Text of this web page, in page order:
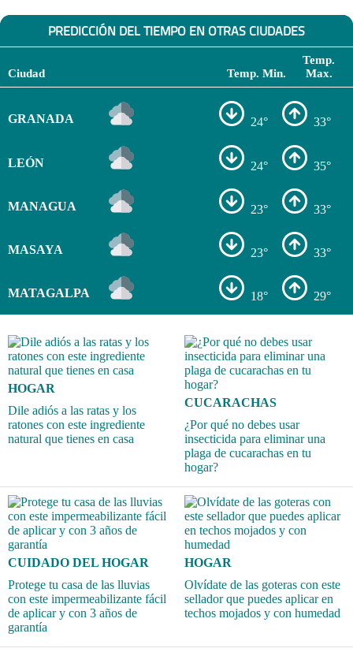
PREDICCIÓN DEL TIEMPO EN OTRAS CIUDADES
Ciudad Temp. Min.
Temp.
Max.
GRANADA 24° 33°
LEÓN 24° 35°
MANAGUA 23° 33°
MASAYA 23° 33°
MATAGALPA 18° 29°
HOGAR
Dile adiós a las ratas y los
ratones con este ingrediente
natural que tienes en casa
CUCARACHAS
¿Por qué no debes usar
insecticida para eliminar una
plaga de cucarachas en tu
hogar?
CUIDADO DEL HOGAR
Protege tu casa de las lluvias
con este impermeabilizante fácil
de aplicar y con 3 años de
garantía
HOGAR
Olvídate de las goteras con este
sellador que puedes aplicar en
techos mojados y con humedad